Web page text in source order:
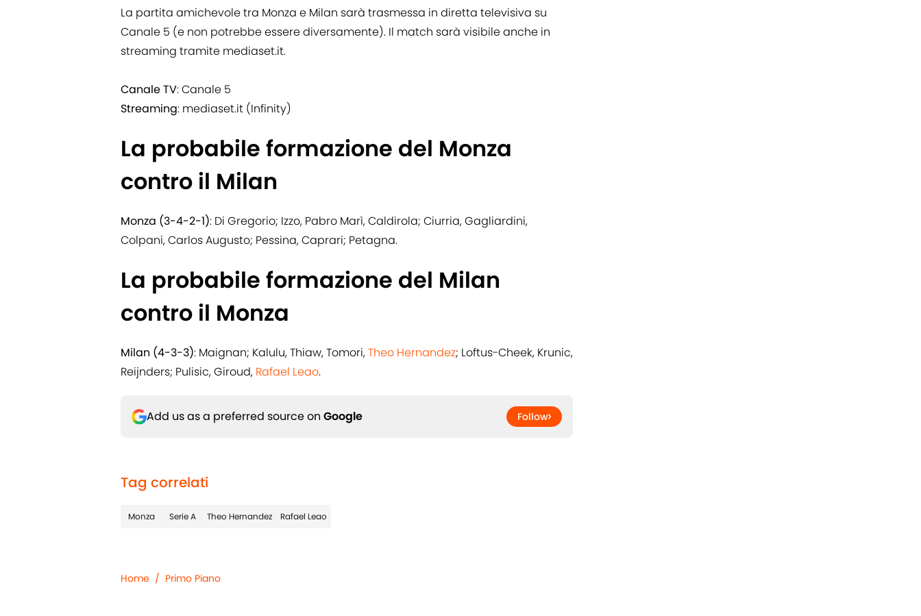
La partita amichevole tra Monza e Milan sarà trasmessa in diretta televisiva su
Canale 5 (e non potrebbe essere diversamente). Il match sarà visibile anche in
streaming tramite mediaset.it.
Canale TV: Canale 5
Streaming: mediaset.it (Infinity)
La probabile formazione del Monza
contro il Milan
Monza (3-4-2-1): Di Gregorio; Izzo, Pabro Marì, Caldirola; Ciurria, Gagliardini,
Colpani, Carlos Augusto; Pessina, Caprari; Petagna.
La probabile formazione del Milan
contro il Monza
Milan (4-3-3): Maignan; Kalulu, Thiaw, Tomori,Theo Hernandez; Loftus-Cheek, Krunic,
Reijnders; Pulisic, Giroud, Rafael Leao.
Add us as a preferred source on Google Follow
Tag correlati
Monza Serie A Theo Hernandez Rafael Leao
Home / Primo Piano